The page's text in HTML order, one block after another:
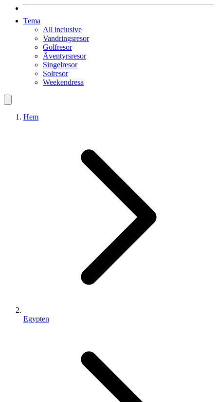
Tema
All inclusive
Vandringsresor
Golfresor
Äventyrsresor
Singelresor
Solresor
Weekendresa
Hem
Egypten